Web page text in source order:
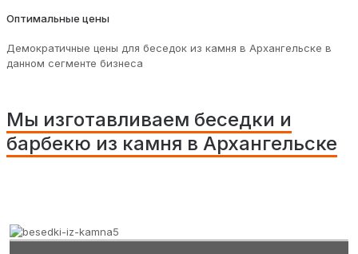
Оптимальные цены
Демократичные цены для беседок из камня в Архангельске в
данном сегменте бизнеса
Мы изготавливаем беседки и
барбекю из камня в Архангельске